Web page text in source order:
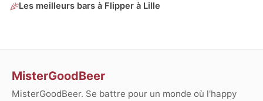
Les meilleurs bars à Flipper à Lille
MisterGoodBeer
MisterGoodBeer. Se battre pour un monde où l'happy